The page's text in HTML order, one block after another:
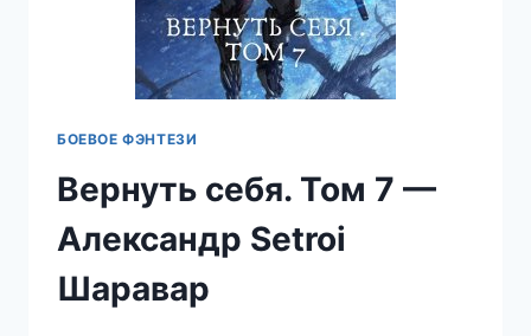
БОЕВОЕ ФЭНТЕЗИ
Вернуть себя. Том 7 —
Александр Setroi
Шаравар